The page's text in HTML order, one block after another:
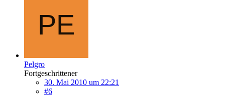
Pelgro
Fortgeschrittener
30. Mai 2010 um 22:21
#6